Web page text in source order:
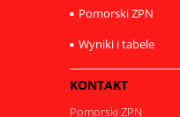
Pomorski ZPN
Wyniki i tabele
KONTAKT
Pomorski ZPN